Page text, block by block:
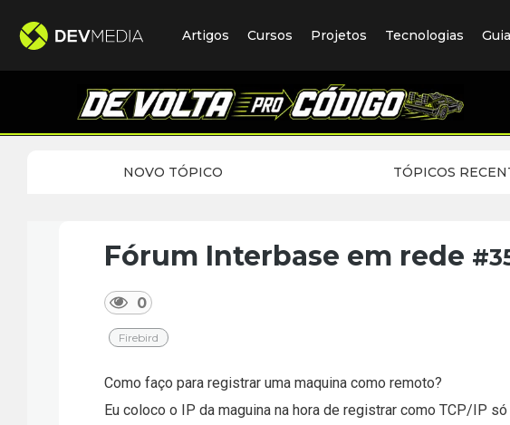
Artigos Cursos Projetos Tecnologias
NOVO TÓPICO TÓPICOS
Fórum Interbase em rede
0
Firebird
Como faço para registrar uma maquina como remoto?
Eu coloco o IP da maguina na hora de registrar como TCP/IP